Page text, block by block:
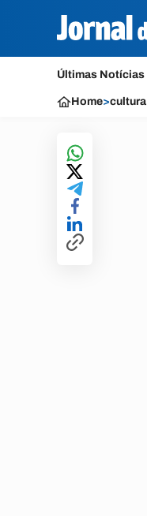
Últimas Notícias
Home>cultura